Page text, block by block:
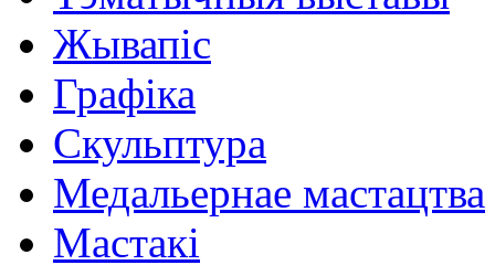
Жывапіс
Графіка
Скульптура
Медальернае мастацтва
Мастакі